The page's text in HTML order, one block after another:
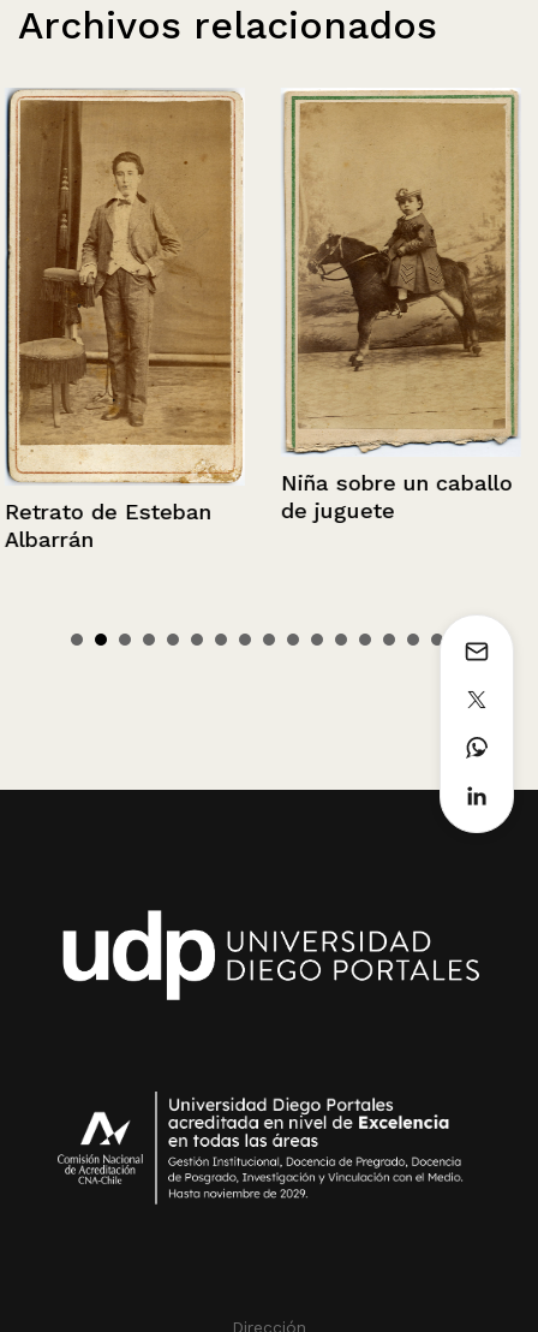
Archivos relacionados
Retrato de Esteban
Albarrán
Niña sobre un caballo
de juguete
Dirección